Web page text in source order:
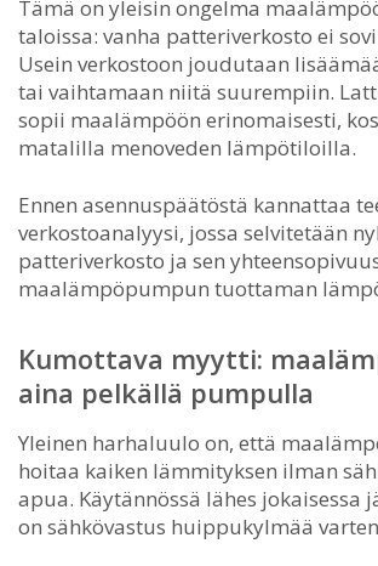
Tämä on yleisin ongelma
taloissa: vanha patteriverkosto ei
Usein verkostoon joudutaan
tai vaihtamaan niitä suurempiin.
sopii maalämpöön erinomaisesti,
matalilla menoveden lämpötiloilla.
Ennen asennuspäätöstä kannattaa
verkostoanalyysi, jossa selvitetään
patteriverkosto ja sen
maalämpöpumpun tuottaman
Kumottava myytti:
aina pelkällä pumpulla
Yleinen harhaluulo on, että
hoitaa kaiken lämmityksen ilman
apua. Käytännössä lähes jokaisessa
on sähkövastus huippukylmää